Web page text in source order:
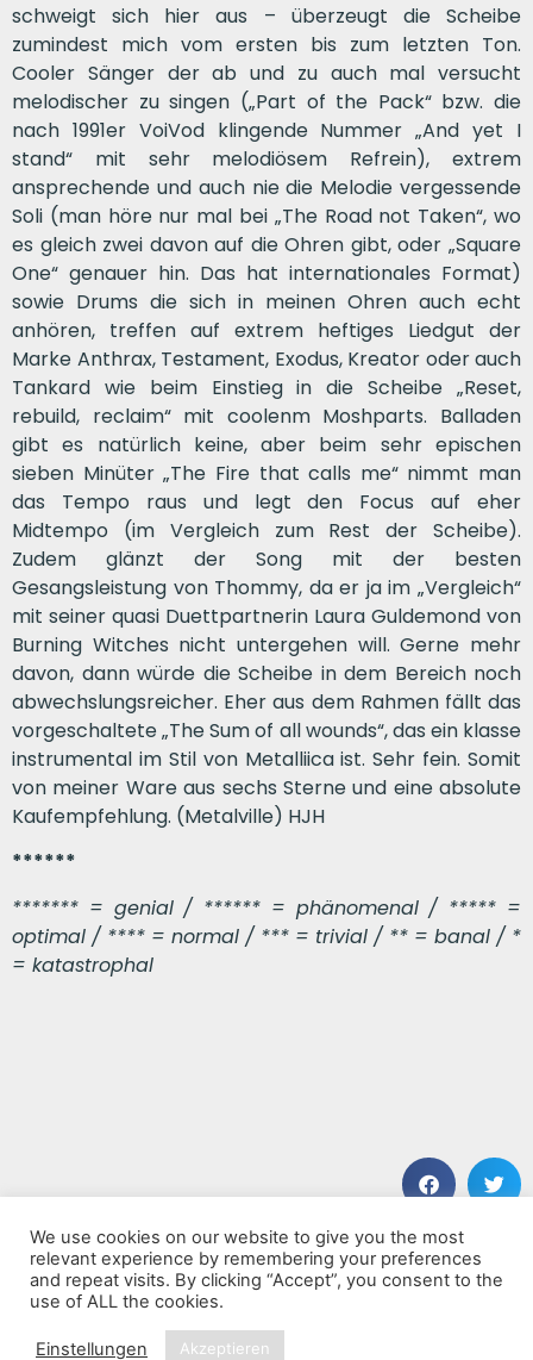
schweigt sich hier aus – überzeugt die Scheibe
zumindest mich vom ersten bis zum letzten Ton.
Cooler Sänger der ab und zu auch mal versucht
melodischer zu singen („Part of the Pack“ bzw. die
nach 1991er VoiVod klingende Nummer „And yet I
stand“ mit sehr melodiösem Refrein), extrem
ansprechende und auch nie die Melodie vergessende
Soli (man höre nur mal bei „The Road not Taken“, wo
es gleich zwei davon auf die Ohren gibt, oder „Square
One“ genauer hin. Das hat internationales Format)
sowie Drums die sich in meinen Ohren auch echt
anhören, treffen auf extrem heftiges Liedgut der
Marke Anthrax, Testament, Exodus, Kreator oder auch
Tankard wie beim Einstieg in die Scheibe „Reset,
rebuild, reclaim“ mit coolenm Moshparts. Balladen
gibt es natürlich keine, aber beim sehr epischen
sieben Minüter „The Fire that calls me“ nimmt man
das Tempo raus und legt den Focus auf eher
Midtempo (im Vergleich zum Rest der Scheibe).
Zudem glänzt der Song mit der besten
Gesangsleistung von Thommy, da er ja im „Vergleich“
mit seiner quasi Duettpartnerin Laura Guldemond von
Burning Witches nicht untergehen will. Gerne mehr
davon, dann würde die Scheibe in dem Bereich noch
abwechslungsreicher. Eher aus dem Rahmen fällt das
vorgeschaltete „The Sum of all wounds“, das ein klasse
instrumental im Stil von Metalliica ist. Sehr fein. Somit
von meiner Ware aus sechs Sterne und eine absolute
Kaufempfehlung. (Metalville) HJH
******
******* = genial / ****** = phänomenal / ***** =
optimal / **** = normal / *** = trivial / ** = banal / *
= katastrophal
VORHERIGER BEITRAG
Trumpets of Michel-Ange Vol.2
NÄCHSTER BEITRAG
Foreign Tongues
We use cookies on our website to give you the most
relevant experience by remembering your preferences
and repeat visits. By clicking “Accept”, you consent to the
use of ALL the cookies.
Einstellungen Akzeptieren